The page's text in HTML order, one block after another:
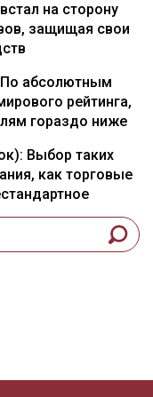
на сторону
защищая свои
абсолютным
рейтинга,
гораздо ниже
Выбор таких
как торговые